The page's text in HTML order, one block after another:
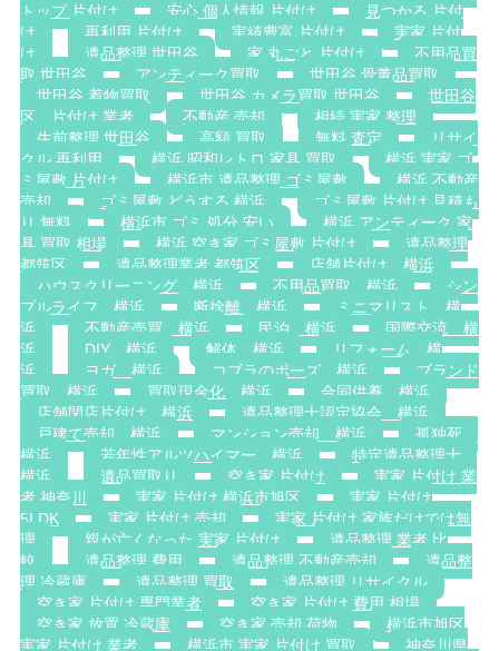
トップ 片付け
安心 個人情報 片付け
見つかる 片付
け
再利用 片付け 実績豊富 片付け
実家 片付
け
遺品整理 世田谷 家 丸ごと 片付け
不用品買
取 世田谷
アンティーク買取
世田谷 骨董品買取
世田谷 着物買取
世田谷 カメラ買取 世田谷
世田谷
区 片付け 業者
不動産 売却
相続 実家 整理
生前整理 世田谷
高額 買取 無料 査定
リサイ
クル 再利用
横浜 昭和レトロ 家具 買取
横浜 実家 ゴ
ミ屋敷 片付け
横浜市 遺品整理 ゴミ屋敷
横浜 不動産
売却
ゴミ屋敷 どうする 横浜
ゴミ屋敷 片付け 見積も
り 無料
横浜市 ゴミ 処分 安い
横浜 アンティーク 家
具 買取 相場
横浜 空き家 ゴミ屋敷 片付け
遺品整理
都筑区
遺品整理業者 都筑区
店舗片付け 横浜
ハウスクリーニング 横浜
不用品買取 横浜
シン
プルライフ 横浜
断捨離 横浜
ミニマリスト 横
浜
不動産売買 横浜 民泊 横浜
国際交流 横
浜
DIY 横浜 解体 横浜
リフォーム 横
浜
ヨガ 横浜 コブラのポーズ 横浜
ブランド
買取 横浜
買取現金化 横浜
合同供養 横浜
店舗閉店片付け 横浜
遺品整理士認定協会 横浜
戸建て売却 横浜
マンション売却 横浜
孤独死
横浜
若年性アルツハイマー 横浜
特定遺品整理士
横浜
遺品買取り 空き家 片付け
実家 片付け 業
者 神奈川
実家 片付け 横浜市旭区
実家 片付け
5LDK
実家 片付け 売却
実家 片付け 家族だけでは無
理
親が亡くなった 実家 片付け
遺品整理 業者 比
較
遺品整理 費用 遺品整理 不動産売却
遺品整
理 冷蔵庫
遺品整理 買取
遺品整理 リサイクル
空き家 片付け 専門業者
空き家 片付け 費用 相場
空き家 放置 冷蔵庫
空き家 売却 荷物
横浜市旭区
実家 片付け 業者
横浜市 実家 片付け 買取 神奈川県